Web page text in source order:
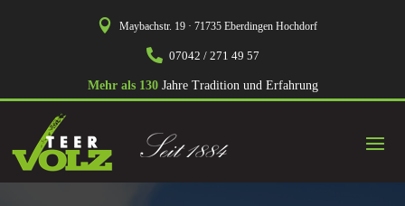
 Maybachstr. 19 · 71735 Eberdingen Hochdorf
 07042 / 271 49 57
Mehr als 130Jahre Tradition und Erfahrung